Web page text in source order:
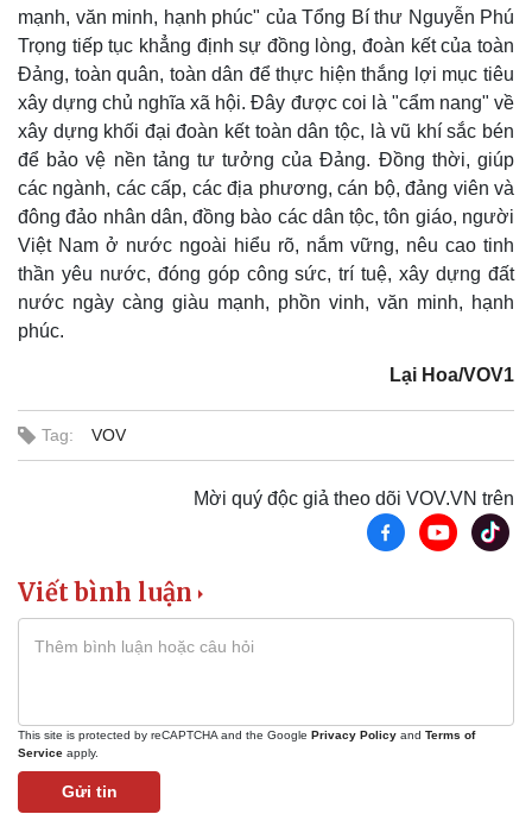
Di sản
Giải trí
mạnh, văn minh, hạnh phúc" của Tổng Bí thư Nguyễn Phú
Trọng tiếp tục khẳng định sự đồng lòng, đoàn kết của toàn
Đảng, toàn quân, toàn dân để thực hiện thắng lợi mục tiêu
xây dựng chủ nghĩa xã hội. Đây được coi là "cẩm nang" về
xây dựng khối đại đoàn kết toàn dân tộc, là vũ khí sắc bén
để bảo vệ nền tảng tư tưởng của Đảng. Đồng thời, giúp
các ngành, các cấp, các địa phương, cán bộ, đảng viên và
đông đảo nhân dân, đồng bào các dân tộc, tôn giáo, người
Việt Nam ở nước ngoài hiểu rõ, nắm vững, nêu cao tinh
thần yêu nước, đóng góp công sức, trí tuệ, xây dựng đất
nước ngày càng giàu mạnh, phồn vinh, văn minh, hạnh
phúc.
Lại Hoa/VOV1
Tag: VOV
Mời quý độc giả theo dõi VOV.VN trên
Viết bình luận
This site is protected by reCAPTCHA and the Google Privacy Policy and Terms of
Service apply.
Gửi tin